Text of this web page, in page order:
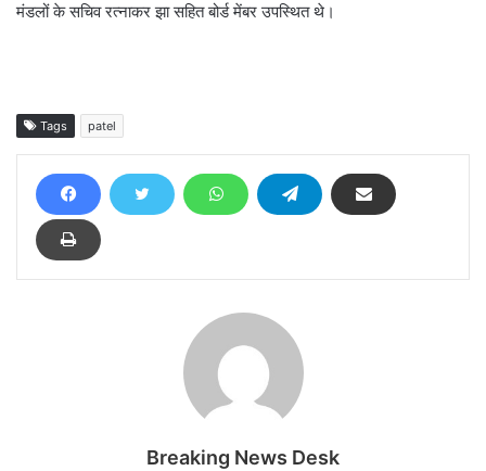
मंडलों के सचिव रत्नाकर झा सहित बोर्ड मेंबर उपस्थित थे।
Tags patel
Breaking News Desk